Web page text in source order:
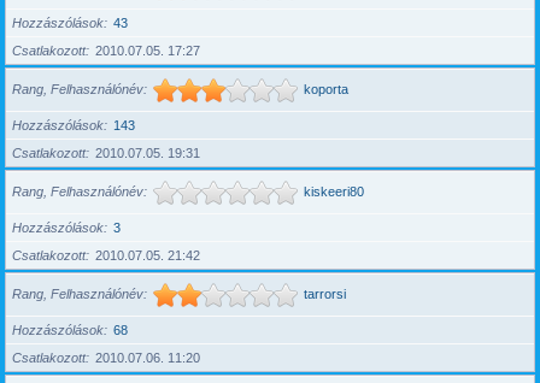
Hozzászólások
43
Csatlakozott
2010.07.05. 17:27
Rang, Felhasználónév koporta
Hozzászólások
143
Csatlakozott
2010.07.05. 19:31
Rang, Felhasználónév kiskeeri80
Hozzászólások
3
Csatlakozott
2010.07.05. 21:42
Rang, Felhasználónév tarrorsi
Hozzászólások
68
Csatlakozott
2010.07.06. 11:20